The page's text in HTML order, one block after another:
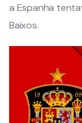
a Espanha
Baixos.